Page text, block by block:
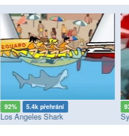
92% 5.4k přehrání
Los Angeles Shark